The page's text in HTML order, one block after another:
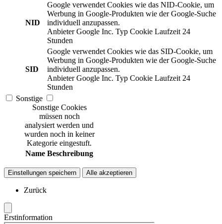
NID
Google verwendet Cookies wie das NID-Cookie, um
Werbung in Google-Produkten wie der Google-Suche
individuell anzupassen.
Anbieter Google Inc. Typ Cookie Laufzeit 24
Stunden
SID
Google verwendet Cookies wie das SID-Cookie, um
Werbung in Google-Produkten wie der Google-Suche
individuell anzupassen.
Anbieter Google Inc. Typ Cookie Laufzeit 24
Stunden
Sonstige
Sonstige Cookies
müssen noch
analysiert werden und
wurden noch in keiner
Kategorie eingestuft.
Name Beschreibung
Einstellungen speichern Alle akzeptieren
Zurück
Erstinformation